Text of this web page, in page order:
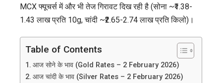
MCX फ्यूचर्स में और भी तेज गिरावट दिख रही है (सोना ~₹1.38-
1.43 लाख प्रति 10g, चांदी ~₹2.65-2.74 लाख प्रति किलो)।
Table of Contents
आज सोने के भाव (Gold Rates – 2 February 2026)
आज चांदी के भाव (Silver Rates – 2 February 2026)